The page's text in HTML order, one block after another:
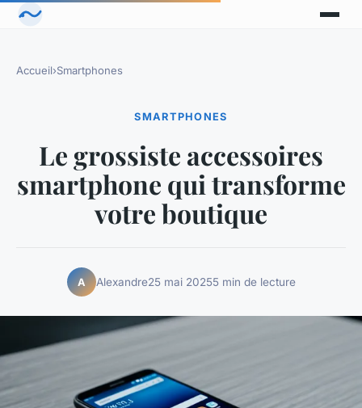
Accueil›Smartphones
SMARTPHONES
Le grossiste accessoires
smartphone qui transforme
votre boutique
A Alexandre25 mai 20255 min de lecture